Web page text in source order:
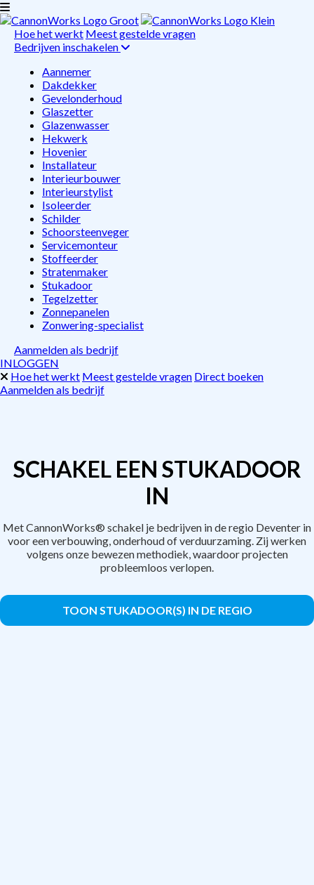
Hoe het werkt Meest gestelde vragen
Bedrijven inschakelen
Aannemer
Dakdekker
Gevelonderhoud
Glaszetter
Glazenwasser
Hekwerk
Hovenier
Installateur
Interieurbouwer
Interieurstylist
Isoleerder
Schilder
Schoorsteenveger
Servicemonteur
Stoffeerder
Stratenmaker
Stukadoor
Tegelzetter
Zonnepanelen
Zonwering-specialist
Aanmelden als bedrijf
INLOGGEN
Hoe het werkt Meest gestelde vragen Direct boeken
Aanmelden als bedrijf
SCHAKEL EEN STUKADOOR
IN
Met CannonWorks® schakel je bedrijven in de regio Deventer in
voor een verbouwing, onderhoud of verduurzaming. Zij werken
volgens onze bewezen methodiek, waardoor projecten
probleemloos verlopen.
TOON STUKADOOR(S) IN DE REGIO